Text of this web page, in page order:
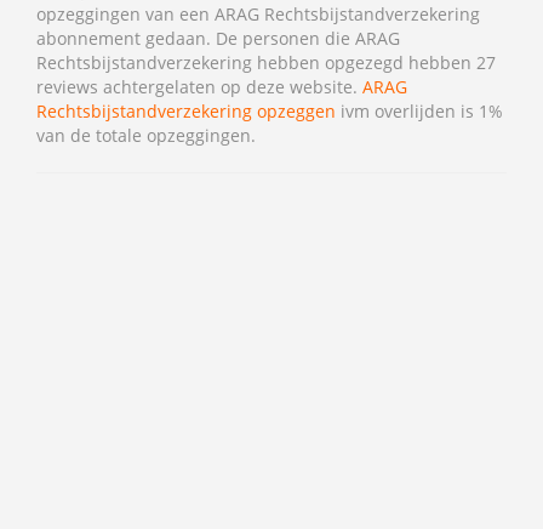
opzeggingen van een ARAG Rechtsbijstandverzekering
abonnement gedaan. De personen die ARAG
Rechtsbijstandverzekering hebben opgezegd hebben 27
reviews achtergelaten op deze website. ARAG
Rechtsbijstandverzekering opzeggen ivm overlijden is 1%
van de totale opzeggingen.